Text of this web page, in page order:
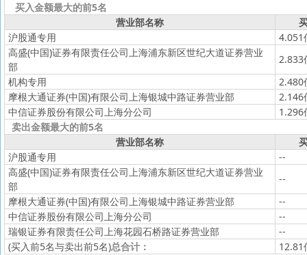
买入金额最大的前5名
营业部名称
沪股通专用
4.051
高盛(中国)证券有限责任公司上海浦东新区世纪大道证券营业
部
2.833
机构专用
2.480
摩根大通证券(中国)有限公司上海银城中路证券营业部
2.146
中信证券股份有限公司上海分公司
1.296
卖出金额最大的前5名
营业部名称
沪股通专用
--
高盛(中国)证券有限责任公司上海浦东新区世纪大道证券营业
部
--
摩根大通证券(中国)有限公司上海银城中路证券营业部
--
中信证券股份有限公司上海分公司
--
瑞银证券有限责任公司上海花园石桥路证券营业部
--
(买入前5名与卖出前5名)总合计：
12.81